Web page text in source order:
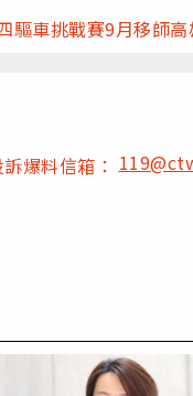
車挑戰賽9月移師高
訴爆料信箱：